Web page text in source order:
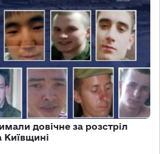
довічне за розстріл
Київщині